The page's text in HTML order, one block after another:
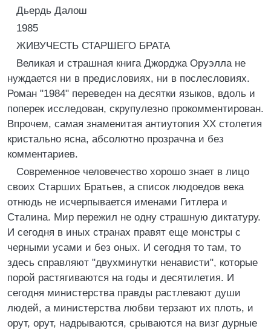
Дьердь Далош
1985
ЖИВУЧЕСТЬ СТАРШЕГО БРАТА
Великая и страшная книга Джорджа Оруэлла не
нуждается ни в предисловиях, ни в послесловиях.
Роман "1984" переведен на десятки языков, вдоль и
поперек исследован, скрупулезно прокомментирован.
Впрочем, самая знаменитая антиутопия XX столетия
кристально ясна, абсолютно прозрачна и без
комментариев.
Современное человечество хорошо знает в лицо
своих Старших Братьев, а список людоедов века
отнюдь не исчерпывается именами Гитлера и
Сталина. Мир пережил не одну страшную диктатуру.
И сегодня в иных странах правят еще монстры с
черными усами и без оных. И сегодня то там, то
здесь справляют "двухминутки ненависти", которые
порой растягиваются на годы и десятилетия. И
сегодня министерства правды растлевают души
людей, а министерства любви терзают их плоть, и
орут, орут, надрываются, срываются на визг дурные